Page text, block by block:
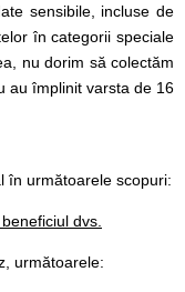
sensibile, incluse de
în categorii speciale
nu dorim să colectăm
au împlinit varsta de 16
în următoarele scopuri:
dvs.
următoarele: